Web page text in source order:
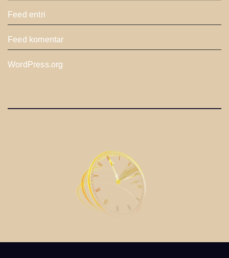
Feed entri
Feed komentar
WordPress.org